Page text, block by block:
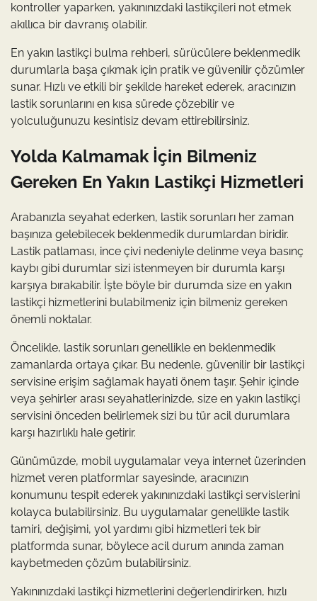
kontroller yaparken, yakınınızdaki lastikçileri not etmek
akıllıca bir davranış olabilir.
En yakın lastikçi bulma rehberi, sürücülere beklenmedik
durumlarla başa çıkmak için pratik ve güvenilir çözümler
sunar. Hızlı ve etkili bir şekilde hareket ederek, aracınızın
lastik sorunlarını en kısa sürede çözebilir ve
yolculuğunuzu kesintisiz devam ettirebilirsiniz.
Yolda Kalmamak İçin Bilmeniz
Gereken En Yakın Lastikçi Hizmetleri
Arabanızla seyahat ederken, lastik sorunları her zaman
başınıza gelebilecek beklenmedik durumlardan biridir.
Lastik patlaması, ince çivi nedeniyle delinme veya basınç
kaybı gibi durumlar sizi istenmeyen bir durumla karşı
karşıya bırakabilir. İşte böyle bir durumda size en yakın
lastikçi hizmetlerini bulabilmeniz için bilmeniz gereken
önemli noktalar.
Öncelikle, lastik sorunları genellikle en beklenmedik
zamanlarda ortaya çıkar. Bu nedenle, güvenilir bir lastikçi
servisine erişim sağlamak hayati önem taşır. Şehir içinde
veya şehirler arası seyahatlerinizde, size en yakın lastikçi
servisini önceden belirlemek sizi bu tür acil durumlara
karşı hazırlıklı hale getirir.
Günümüzde, mobil uygulamalar veya internet üzerinden
hizmet veren platformlar sayesinde, aracınızın
konumunu tespit ederek yakınınızdaki lastikçi servislerini
kolayca bulabilirsiniz. Bu uygulamalar genellikle lastik
tamiri, değişimi, yol yardımı gibi hizmetleri tek bir
platformda sunar, böylece acil durum anında zaman
kaybetmeden çözüm bulabilirsiniz.
Yakınınızdaki lastikçi hizmetlerini değerlendirirken, hızlı